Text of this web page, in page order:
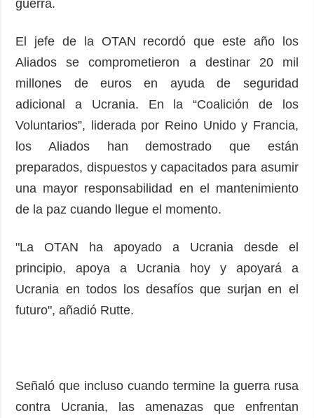
guerra.
El jefe de la OTAN recordó que este año los
Aliados se comprometieron a destinar 20 mil
millones de euros en ayuda de seguridad
adicional a Ucrania. En la “Coalición de los
Voluntarios”, liderada por Reino Unido y Francia,
los Aliados han demostrado que están
preparados, dispuestos y capacitados para asumir
una mayor responsabilidad en el mantenimiento
de la paz cuando llegue el momento.
"La OTAN ha apoyado a Ucrania desde el
principio, apoya a Ucrania hoy y apoyará a
Ucrania en todos los desafíos que surjan en el
futuro", añadió Rutte.
Señaló que incluso cuando termine la guerra rusa
contra Ucrania, las amenazas que enfrentan